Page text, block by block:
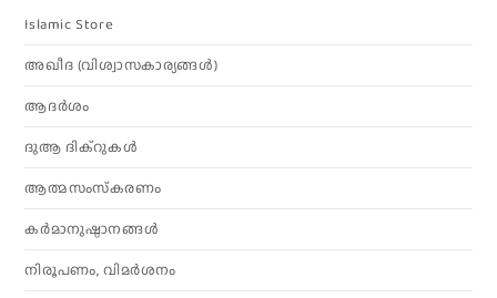
Islamic Store
അഖീദ (വിശ്വാസകാര്യങ്ങള്‍)
ആദര്‍ശം
ദുആ ദിക്റുകൾ
ആത്മസംസ്‌കരണം
കര്‍മാനുഷ്ഠാനങ്ങള്‍
നിരൂപണം, വിമര്‍ശനം